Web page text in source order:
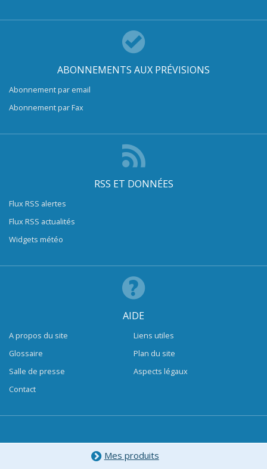
ABONNEMENTS AUX PRÉVISIONS
Abonnement par email
Abonnement par Fax
RSS ET DONNÉES
Flux RSS alertes
Flux RSS actualités
Widgets météo
AIDE
A propos du site
Glossaire
Salle de presse
Contact
Liens utiles
Plan du site
Aspects légaux
Mes produits